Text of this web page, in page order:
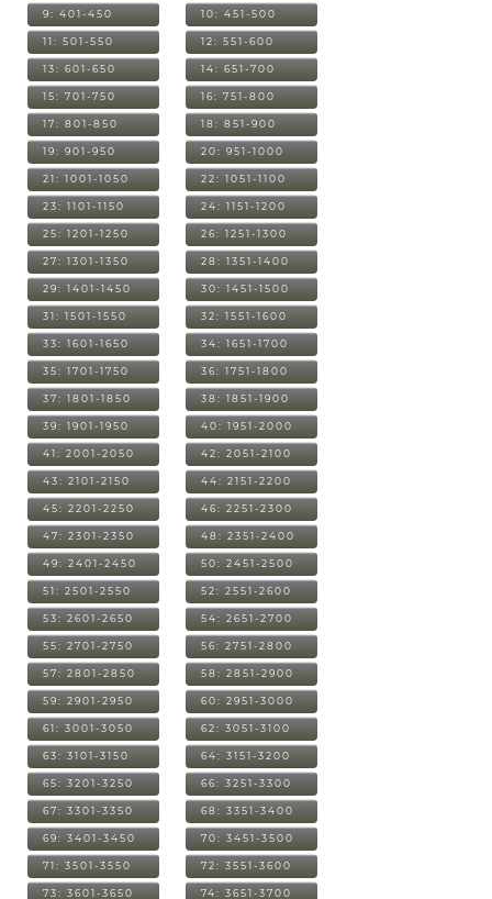
9: 401-450 10: 451-500
11: 501-550 12: 551-600
13: 601-650 14: 651-700
15: 701-750 16: 751-800
17: 801-850 18: 851-900
19: 901-950 20: 951-1000
21: 1001-1050 22: 1051-1100
23: 1101-1150 24: 1151-1200
25: 1201-1250 26: 1251-1300
27: 1301-1350 28: 1351-1400
29: 1401-1450 30: 1451-1500
31: 1501-1550 32: 1551-1600
33: 1601-1650 34: 1651-1700
35: 1701-1750 36: 1751-1800
37: 1801-1850 38: 1851-1900
39: 1901-1950 40: 1951-2000
41: 2001-2050 42: 2051-2100
43: 2101-2150 44: 2151-2200
45: 2201-2250 46: 2251-2300
47: 2301-2350 48: 2351-2400
49: 2401-2450 50: 2451-2500
51: 2501-2550 52: 2551-2600
53: 2601-2650 54: 2651-2700
55: 2701-2750 56: 2751-2800
57: 2801-2850 58: 2851-2900
59: 2901-2950 60: 2951-3000
61: 3001-3050 62: 3051-3100
63: 3101-3150 64: 3151-3200
65: 3201-3250 66: 3251-3300
67: 3301-3350 68: 3351-3400
69: 3401-3450 70: 3451-3500
71: 3501-3550 72: 3551-3600
73: 3601-3650 74: 3651-3700